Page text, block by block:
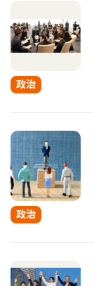
政治
政治